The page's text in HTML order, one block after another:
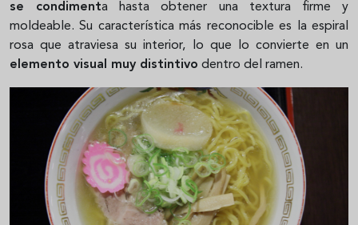
se condimenta hasta obtener una textura firme y
moldeable. Su característica más reconocible es la espiral
rosa que atraviesa su interior, lo que lo convierte en un
elemento visual muy distintivo dentro del ramen.